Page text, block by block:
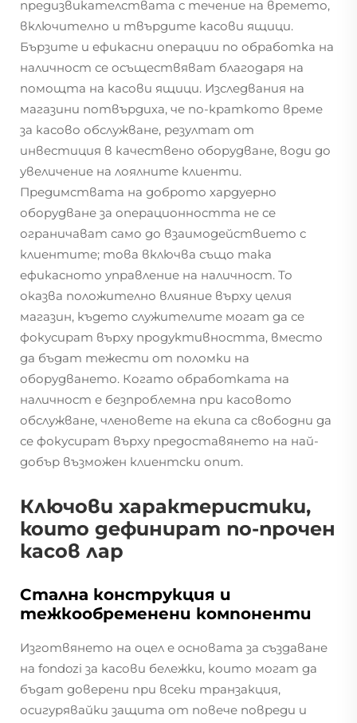
предизвикателствата с течение на времето,
включително и твърдите касови ящици.
Бързите и ефикасни операции по обработка на
наличност се осъществяват благодаря на
помощта на касови ящици. Изследвания на
магазини потвърдиха, че по-краткото време
за касово обслужване, резултат от
инвестиция в качествено оборудване, води до
увеличение на лоялните клиенти.
Предимствата на доброто хардуерно
оборудване за операционността не се
ограничават само до взаимодействието с
клиентите; това включва също така
ефикасното управление на наличност. То
оказва положително влияние върху целия
магазин, където служителите могат да се
фокусират върху продуктивността, вместо
да бъдат тежести от поломки на
оборудването. Когато обработката на
наличност е безпроблемна при касовото
обслужване, членовете на екипа са свободни да
се фокусират върху предоставянето на най-
добър възможен клиентски опит.
Ключови характеристики,
които дефинират по-прочен
касов лар
Стална конструкция и
тежкообременени компоненти
Изготвянето на оцел е основата за създаване
на fondozi за касови бележки, които могат да
бъдат доверени при всеки транзакция,
осигурявайки защита от повече повреди и